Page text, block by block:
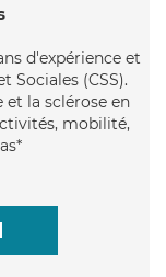
d'expérience et
Sociales (CSS).
la sclérose en
mobilité,